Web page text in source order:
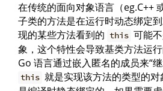
在传统的面向对象语言（eg.C++
子类的方法是在运行时动态绑定
现的某些方法看到的 this 可能
象，这个特性会导致基类方法运
Go 语言通过嵌入匿名的成员来“继
this 就是实现该方法的类型的